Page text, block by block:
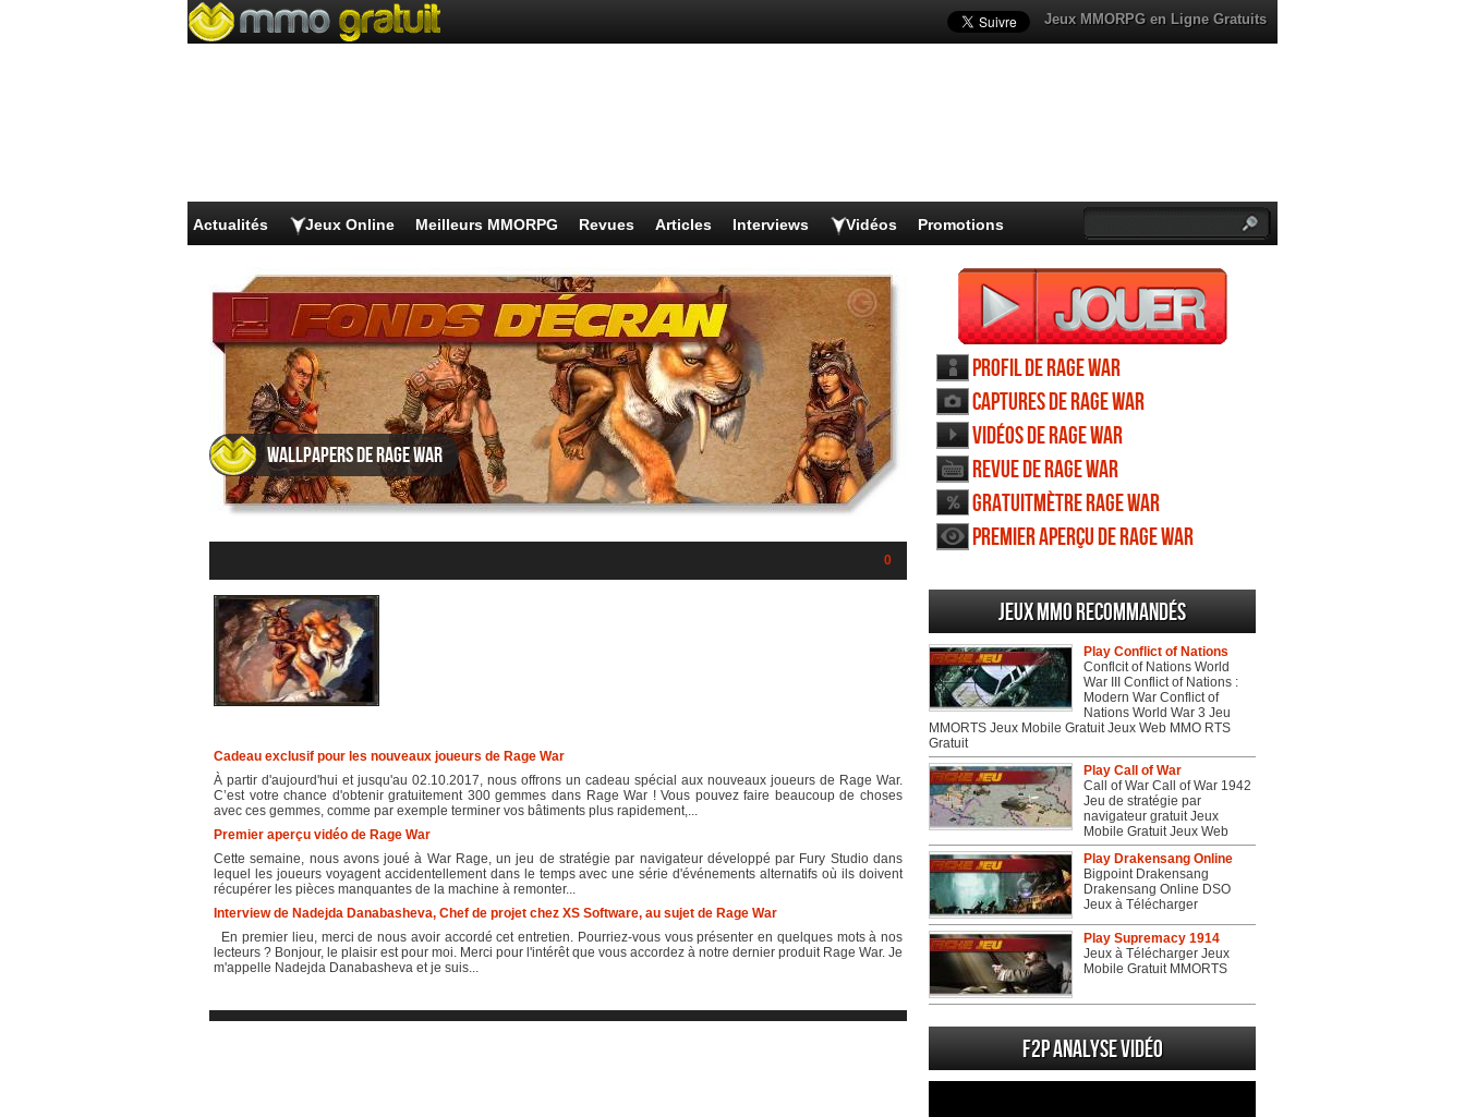
Jeux MMORPG en Ligne Gratuits
Actualités Jeux Online Meilleurs MMORPG Revues Articles Interviews Vidéos Promotions
Wallpapers de Rage War
0
Cadeau exclusif pour les nouveaux joueurs de Rage War
À partir d'aujourd'hui et jusqu'au 02.10.2017, nous offrons un cadeau spécial aux nouveaux joueurs de Rage War.
C’est votre chance d'obtenir gratuitement 300 gemmes dans Rage War ! Vous pouvez faire beaucoup de choses
avec ces gemmes, comme par exemple terminer vos bâtiments plus rapidement,...
Premier aperçu vidéo de Rage War
Cette semaine, nous avons joué à War Rage, un jeu de stratégie par navigateur développé par Fury Studio dans
lequel les joueurs voyagent accidentellement dans le temps avec une série d'événements alternatifs où ils doivent
récupérer les pièces manquantes de la machine à remonter...
Interview de Nadejda Danabasheva, Chef de projet chez XS Software, au sujet de Rage War
En premier lieu, merci de nous avoir accordé cet entretien. Pourriez-vous vous présenter en quelques mots à nos
lecteurs ? Bonjour, le plaisir est pour moi. Merci pour l'intérêt que vous accordez à notre dernier produit Rage War. Je
m'appelle Nadejda Danabasheva et je suis...
Profil de Rage War
Captures de Rage War
Vidéos de Rage War
Revue de Rage War
Gratuitmètre Rage War
Premier aperçu de Rage War
Jeux MMO recommandés
Play Conflict of Nations
Conflcit of Nations World
War III Conflict of Nations :
Modern War Conflict of
Nations World War 3 Jeu
MMORTS Jeux Mobile Gratuit Jeux Web MMO RTS
Gratuit
Play Call of War
Call of War Call of War 1942
Jeu de stratégie par
navigateur gratuit Jeux
Mobile Gratuit Jeux Web
Play Drakensang Online
Bigpoint Drakensang
Drakensang Online DSO
Jeux à Télécharger
Play Supremacy 1914
Jeux à Télécharger Jeux
Mobile Gratuit MMORTS
F2P Analyse vidéo